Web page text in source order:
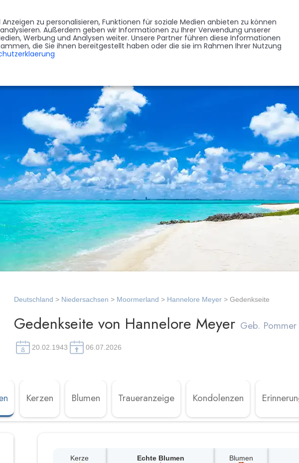
GEDENKSEITEN
BRANCHENREGISTER
FORUM
Deutschland > Niedersachsen > Moormerland > Hannelore Meyer > Gedenkseite
Gedenkseite von Hannelore Meyer Geb. Pommer
20.02.1943 06.07.2026
Kerzen Blumen Traueranzeige Kondolenzen
Kerze Echte Blumen Blumen
zu personalisieren, Funktionen für soziale Medien anbieten zu können
Außerdem geben wir Informationen zu Ihrer Verwendung unserer
Werbung und Analysen weiter. Unsere Partner führen diese Informationen
die Sie ihnen bereitgestellt haben oder die sie im Rahmen Ihrer Nutzung